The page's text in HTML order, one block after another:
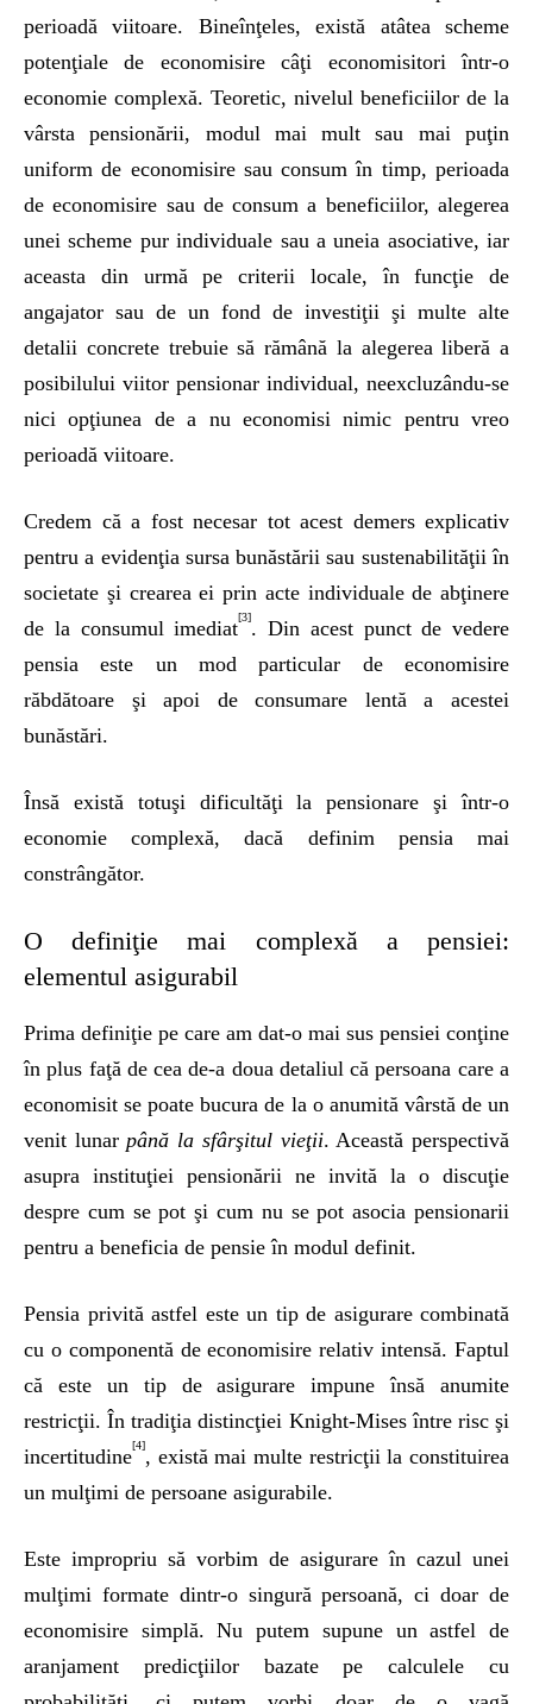
perioadă viitoare. Bineînţeles, există atâtea scheme
potenţiale de economisire câţi economisitori într-o
economie complexă. Teoretic, nivelul beneficiilor de la
vârsta pensionării, modul mai mult sau mai puţin
uniform de economisire sau consum în timp, perioada
de economisire sau de consum a beneficiilor, alegerea
unei scheme pur individuale sau a uneia asociative, iar
aceasta din urmă pe criterii locale, în funcţie de
angajator sau de un fond de investiţii şi multe alte
detalii concrete trebuie să rămână la alegerea liberă a
posibilului viitor pensionar individual, neexcluzându-se
nici opţiunea de a nu economisi nimic pentru vreo
perioadă viitoare.
Credem că a fost necesar tot acest demers explicativ
pentru a evidenţia sursa bunăstării sau sustenabilităţii în
societate şi crearea ei prin acte individuale de abţinere
de la consumul imediat[3]. Din acest punct de vedere
pensia este un mod particular de economisire
răbdătoare şi apoi de consumare lentă a acestei
bunăstări.
Însă există totuşi dificultăţi la pensionare şi într-o
economie complexă, dacă definim pensia mai
constrângător.
O definiţie mai complexă a pensiei:
elementul asigurabil
Prima definiţie pe care am dat-o mai sus pensiei conţine
în plus faţă de cea de-a doua detaliul că persoana care a
economisit se poate bucura de la o anumită vârstă de un
venit lunarpână la sfârşitul vieţii. Această perspectivă
asupra instituţiei pensionării ne invită la o discuţie
despre cum se pot şi cum nu se pot asocia pensionarii
pentru a beneficia de pensie în modul definit.
Pensia privită astfel este un tip de asigurare combinată
cu o componentă de economisire relativ intensă. Faptul
că este un tip de asigurare impune însă anumite
restricţii. În tradiţia distincţiei Knight-Mises între risc şi
incertitudine[4], există mai multe restricţii la constituirea
un mulţimi de persoane asigurabile.
Este impropriu să vorbim de asigurare în cazul unei
mulţimi formate dintr-o singură persoană, ci doar de
economisire simplă. Nu putem supune un astfel de
aranjament predicţiilor bazate pe calculele cu